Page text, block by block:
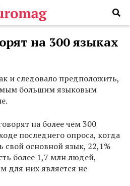
на 300 языках
и следовало предположить,
большим языковым
на более чем 300
последнего опроса, когда
свой основной язык, 22,1%
более 1,7 млн людей,
для них является не